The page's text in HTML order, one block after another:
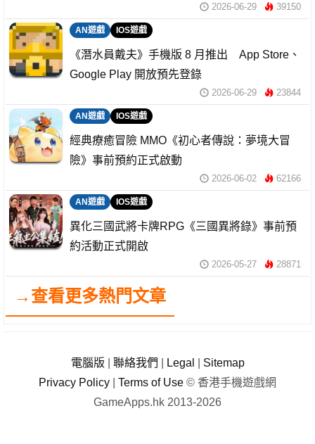
2026-06-29 39150
AN遊戲 IOS遊戲
《潛水員戴夫》手機版 8 月推出 App Store、
Google Play 開放預先登錄
2026-06-29 23844
AN遊戲 IOS遊戲
經典療癒冒險 MMO《初心者傳說：夢境大冒
險》事前預約正式啟動
2026-06-02 62166
AN遊戲 IOS遊戲
異化三國武將卡牌RPG《三國異將錄》事前預
約活動正式開啟
2026-05-27 28871
→查看更多熱門文章
電腦版 聯絡我們 Legal
Sitemap
Privacy Policy
Terms of Use © 香港手機遊戲網
GameApps.hk 2013-2026